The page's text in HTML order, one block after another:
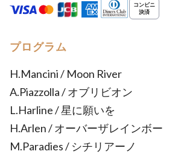
プログラム
H.Mancini / Moon River
A.Piazzolla / オブリビオン
L.Harline / 星に願いを
H.Arlen / オーバーザレインボー
M.Paradies / シチリアーノ